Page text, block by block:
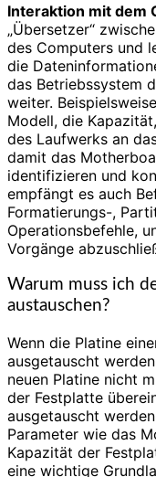
Interaktion mit dem
„Übersetzer“
des Computers und
die
das Betriebssystem
weiter.
Modell, die
des Laufwerks an
damit das
identifizieren und
empfängt es auch
Formatierungs-,
Operationsbefehle,
Vorgänge
Warum muss ich
austauschen?
Wenn die Platine
ausgetauscht
neuen Platine nicht
der Festplatte
ausgetauscht
Parameter wie das
Kapazität der
eine wichtige